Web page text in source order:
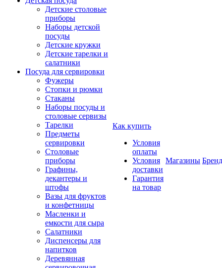
Детские столовые
приборы
Наборы детской
посуды
Детские кружки
Детские тарелки и
салатники
Посуда для сервировки
Фужеры
Стопки и рюмки
Стаканы
Наборы посуды и
столовые сервизы
Тарелки
Предметы
сервировки
Столовые
приборы
Графины,
декантеры и
штофы
Вазы для фруктов
и конфетницы
Масленки и
емкости для сыра
Салатники
Диспенсеры для
напитков
Деревянная
Как купить
Условия
оплаты
Условия
доставки
Гарантия
на товар
Магазины